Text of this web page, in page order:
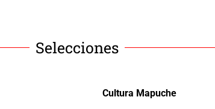
Selecciones
Cultura Mapuche